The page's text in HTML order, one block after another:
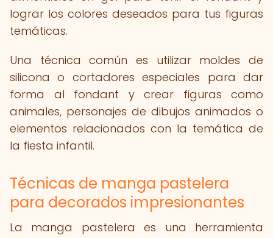
lograr los colores deseados para tus figuras
temáticas.
Una técnica común es utilizar moldes de
silicona o cortadores especiales para dar
forma al fondant y crear figuras como
animales, personajes de dibujos animados o
elementos relacionados con la temática de
la fiesta infantil.
Técnicas de manga pastelera
para decorados impresionantes
La manga pastelera es una herramienta